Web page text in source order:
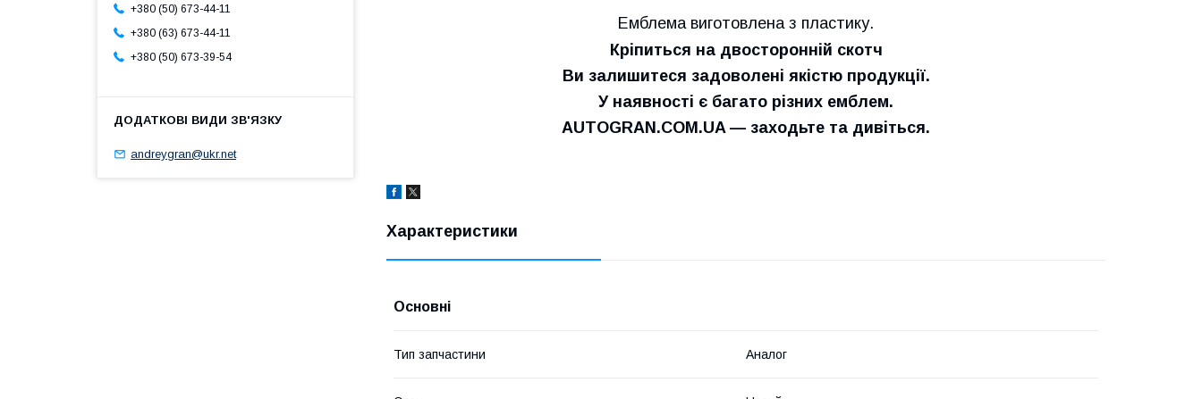
Емблема виготовлена з пластику.
Кріпиться на двосторонній скотч
Ви залишитеся задоволені якістю продукції.
У наявності є багато різних емблем.
AUTOGRAN.COM.UA — заходьте та дивіться.
Характеристики
Основні
Тип запчастини Аналог
+380 (50) 673-44-11
+380 (63) 673-44-11
+380 (50) 673-39-54
andreygran@ukr.net